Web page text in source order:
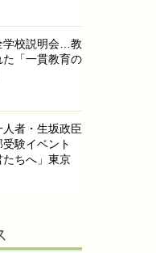
学校説明会…教
「一貫教育の
者・生坂政臣
験イベント
たちへ」東京